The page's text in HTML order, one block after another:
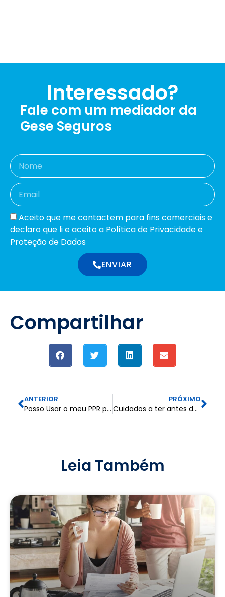
Interessado?
Fale com um mediador da
Gese Seguros
Aceito que me contactem para fins comerciais e
declaro que li e aceito a Política de Privacidade e
Proteção de Dados
ENVIAR
Compartilhar
ANTERIOR
Posso Usar o meu PPR para Pagar o Crédito à Habitação?
PRÓXIMO
Cuidados a ter antes de viajar: como garantir umas férias seguras e sem imprevistos
Leia Também